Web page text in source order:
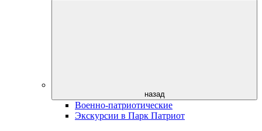
назад
Военно-патриотические
Экскурсии в Парк Патриот